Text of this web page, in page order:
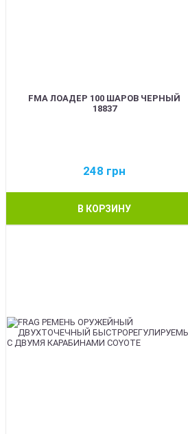
FMA ЛОАДЕР 100 ШАРОВ ЧЕРНЫЙ
18837
248 грн
В КОРЗИНУ